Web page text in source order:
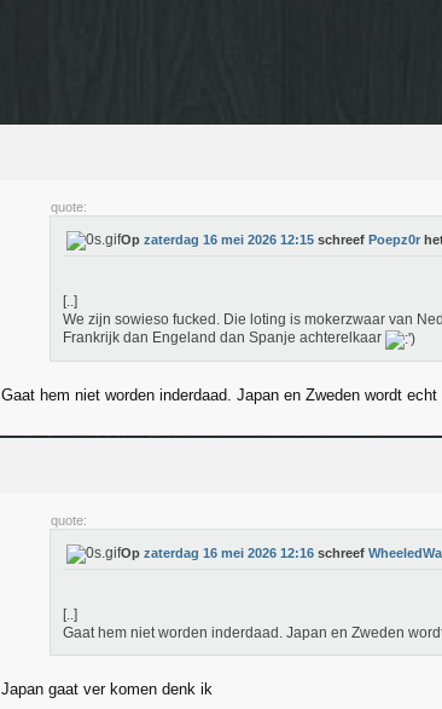
quote:
Op zaterdag 16 mei 2026 12:15 schreef Poepz0r
[..]
We zijn sowieso fucked. Die loting is mokerzwaar van
Frankrijk dan Engeland dan Spanje achterelkaar
Gaat hem niet worden inderdaad. Japan en Zweden wordt
quote:
Op zaterdag 16 mei 2026 12:16 schreef
[..]
Gaat hem niet worden inderdaad. Japan en Zweden
Japan gaat ver komen denk ik